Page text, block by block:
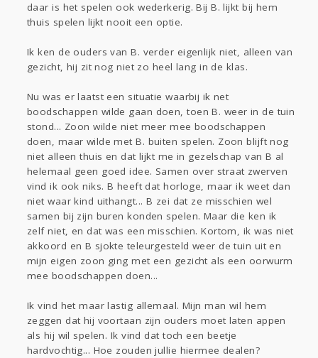
daar is het spelen ook wederkerig. Bij B. lijkt bij hem
thuis spelen lijkt nooit een optie.
Ik ken de ouders van B. verder eigenlijk niet, alleen van
gezicht, hij zit nog niet zo heel lang in de klas.
Nu was er laatst een situatie waarbij ik net
boodschappen wilde gaan doen, toen B. weer in de tuin
stond... Zoon wilde niet meer mee boodschappen
doen, maar wilde met B. buiten spelen. Zoon blijft nog
niet alleen thuis en dat lijkt me in gezelschap van B al
helemaal geen goed idee. Samen over straat zwerven
vind ik ook niks. B heeft dat horloge, maar ik weet dan
niet waar kind uithangt... B zei dat ze misschien wel
samen bij zijn buren konden spelen. Maar die ken ik
zelf niet, en dat was een misschien. Kortom, ik was niet
akkoord en B sjokte teleurgesteld weer de tuin uit en
mijn eigen zoon ging met een gezicht als een oorwurm
mee boodschappen doen...
Ik vind het maar lastig allemaal. Mijn man wil hem
zeggen dat hij voortaan zijn ouders moet laten appen
als hij wil spelen. Ik vind dat toch een beetje
hardvochtig... Hoe zouden jullie hiermee dealen?